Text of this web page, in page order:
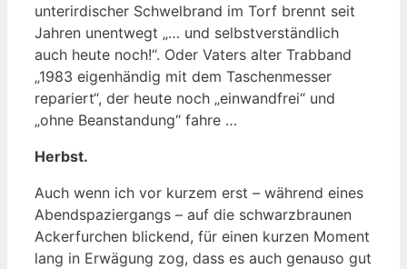
unterirdischer Schwelbrand im Torf brennt seit
Jahren unentwegt „… und selbstverständlich
auch heute noch!“. Oder Vaters alter Trabband
„1983 eigenhändig mit dem Taschenmesser
repariert“, der heute noch „einwandfrei“ und
„ohne Beanstandung“ fahre …
Herbst.
Auch wenn ich vor kurzem erst – während eines
Abendspaziergangs – auf die schwarzbraunen
Ackerfurchen blickend, für einen kurzen Moment
lang in Erwägung zog, dass es auch genauso gut